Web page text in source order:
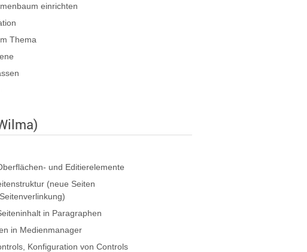
einrichten
Thema
und Editierelemente
(neue Seiten
in Paragraphen
in Medienmanager
Konfiguration von Controls